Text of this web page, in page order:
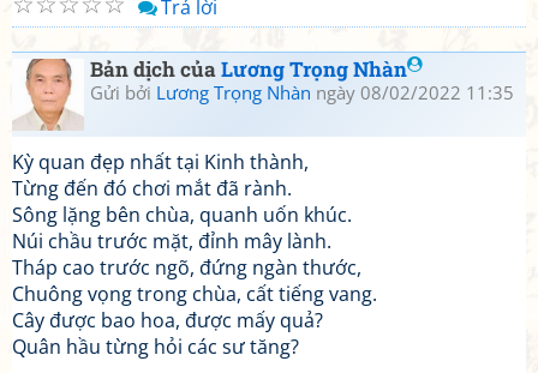
Trả lời
Bản dịch củaLương Trọng Nhàn
Gửi bởi Lương Trọng Nhàn ngày 08/02/2022 11:35
Kỳ quan đẹp nhất tại Kinh thành,
Từng đến đó chơi mắt đã rành.
Sông lặng bên chùa, quanh uốn khúc.
Núi chầu trước mặt, đỉnh mây lành.
Tháp cao trước ngõ, đứng ngàn thước,
Chuông vọng trong chùa, cất tiếng vang.
Cây được bao hoa, được mấy quả?
Quân hầu từng hỏi các sư tăng?